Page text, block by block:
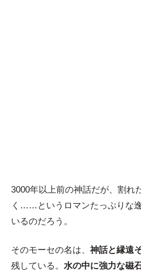
3000年以上前の神話だが、割れ
く……というロマンたっぷりな
いるのだろう。
そのモーセの名は、 神話と縁遠
残している。 水の中に強力な磁